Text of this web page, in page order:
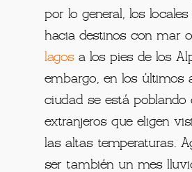
por lo general, los locales
hacia destinos con mar
lagos a los pies de los
embargo, en los últimos
ciudad se está poblando
extranjeros que eligen
las altas temperaturas.
ser también un mes